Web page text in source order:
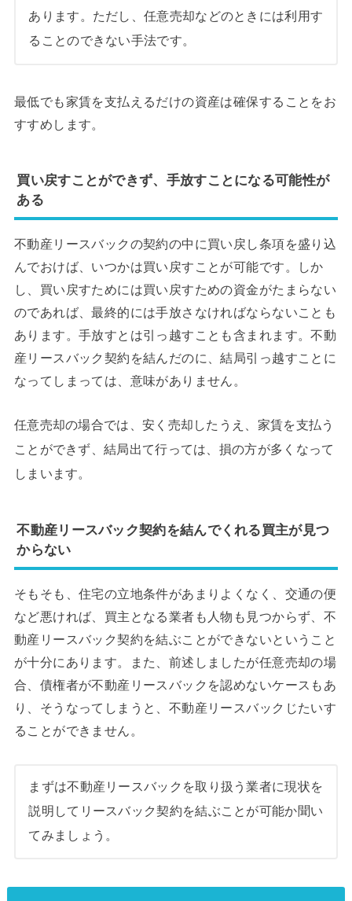
あります。ただし、任意売却などのときには利用す
ることのできない手法です。
最低でも家賃を支払えるだけの資産は確保することをお
すすめします。
買い戻すことができず、手放すことになる可能性が
ある
不動産リースバックの契約の中に買い戻し条項を盛り込
んでおけば、いつかは買い戻すことが可能です。しか
し、買い戻すためには買い戻すための資金がたまらない
のであれば、最終的には手放さなければならないことも
あります。手放すとは引っ越すことも含まれます。不動
産リースバック契約を結んだのに、結局引っ越すことに
なってしまっては、意味がありません。
任意売却の場合では、安く売却したうえ、家賃を支払う
ことができず、結局出て行っては、損の方が多くなって
しまいます。
不動産リースバック契約を結んでくれる買主が見つ
からない
そもそも、住宅の立地条件があまりよくなく、交通の便
など悪ければ、買主となる業者も人物も見つからず、不
動産リースバック契約を結ぶことができないということ
が十分にあります。また、前述しましたが任意売却の場
合、債権者が不動産リースバックを認めないケースもあ
り、そうなってしまうと、不動産リースバックじたいす
ることができません。
まずは不動産リースバックを取り扱う業者に現状を
説明してリースバック契約を結ぶことが可能か聞い
てみましょう。